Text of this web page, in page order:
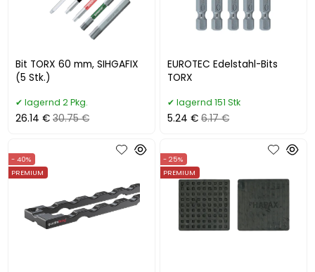
Bit TORX 60 mm, SIHGAFIX
(5 Stk.)
lagernd 2 Pkg.
26.14 € 30.75 €
EUROTEC Edelstahl-Bits
TORX
lagernd 151 Stk
5.24 € 6.17 €
- 40%
PREMIUM
- 25%
PREMIUM